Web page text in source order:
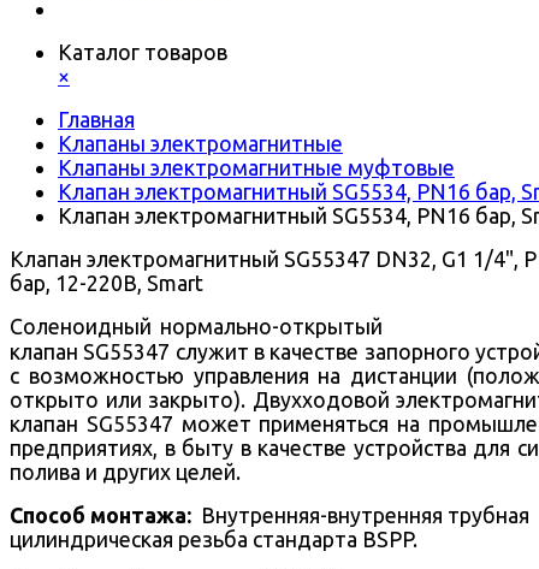
Каталог товаров
×
Главная
Клапаны электромагнитные
Клапаны электромагнитные муфтовые
Клапан электромагнитный SG5534, PN16 бар,
Клапан электромагнитный SG5534, PN16 бар,
Клапан электромагнитный SG55347 DN32, G1 1/4",
бар, 12-220В, Smart
Соленоидный нормально-открытый
клапан SG55347 служит в качестве запорного
с возможностью управления на дистанции
открыто или закрыто). Двухходовой
клапан SG55347 может применяться на
предприятиях, в быту в качестве устройства для
полива и других целей.
Способ монтажа: Внутренняя-внутренняя трубная
цилиндрическая резьба стандарта BSPP.